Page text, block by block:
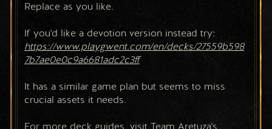
https://www.playgwent.com/en/decks/27559b598
7b7ae0e0c9a6681adc2c3ff
It has a similar game plan but seems to miss
For more deck guides, visit Team Aretuza's